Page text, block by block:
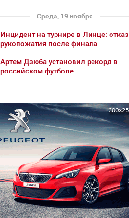
Среда, 19 ноября
Инцидент на турнире в Линце:
рукопожатия после финала
Артем Дзюба установил рекорд в
российском футболе